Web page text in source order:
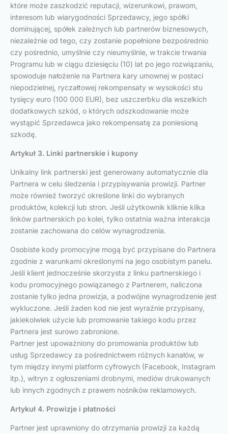
które może zaszkodzić reputacji, wizerunkowi, prawom,
interesom lub wiarygodności Sprzedawcy, jego spółki
dominującej, spółek zależnych lub partnerów biznesowych,
niezależnie od tego, czy zostanie popełnione bezpośrednio
czy pośrednio, umyślnie czy nieumyślnie, w trakcie trwania
Programu lub w ciągu dziesięciu (10) lat po jego rozwiązaniu,
spowoduje nałożenie na Partnera kary umownej w postaci
niepodzielnej, ryczałtowej rekompensaty w wysokości stu
tysięcy euro (100 000 EUR), bez uszczerbku dla wszelkich
dodatkowych szkód, o których odszkodowanie może
wystąpić Sprzedawca jako rekompensatę za poniesioną
szkodę.
Artykuł 3. Linki partnerskie i kupony
Unikalny link partnerski jest generowany automatycznie dla
Partnera w celu śledzenia i przypisywania prowizji. Partner
może również tworzyć określone linki do wybranych
produktów, kolekcji lub stron. Jeśli użytkownik kliknie kilka
linków partnerskich po kolei, tylko ostatnia ważna interakcja
zostanie zachowana do celów wynagrodzenia.
Osobiste kody promocyjne mogą być przypisane do Partnera
zgodnie z warunkami określonymi na jego osobistym panelu.
Jeśli klient jednocześnie skorzysta z linku partnerskiego i
kodu promocyjnego powiązanego z Partnerem, naliczona
zostanie tylko jedna prowizja, a podwójne wynagrodzenie jest
wykluczone. Jeśli żaden kod nie jest wyraźnie przypisany,
jakiekolwiek użycie lub promowanie takiego kodu przez
Partnera jest surowo zabronione.
Partner jest upoważniony do promowania produktów lub
usług Sprzedawcy za pośrednictwem różnych kanałów, w
tym między innymi platform cyfrowych (Facebook, Instagram
itp.), witryn z ogłoszeniami drobnymi, mediów drukowanych
lub innych zgodnych z prawem nośników reklamowych.
Artykuł 4. Prowizje i płatności
Partner jest uprawniony do otrzymania prowizji za każdą